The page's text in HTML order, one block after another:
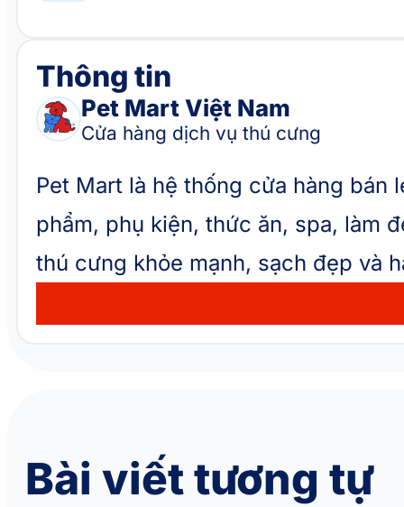
Thông tin
Pet Mart Việt Nam
Cửa hàng dịch vụ thú cưng
Pet Mart là hệ thống cửa hàng
phẩm, phụ kiện, thức ăn, spa, làm
thú cưng khỏe mạnh, sạch đẹp và
Bài viết tương tự